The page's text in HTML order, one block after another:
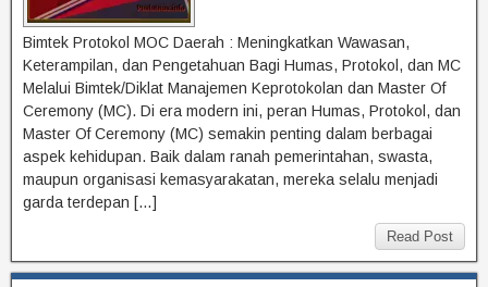
Bimtek Protokol MOC Daerah : Meningkatkan Wawasan,
Keterampilan, dan Pengetahuan Bagi Humas, Protokol, dan MC
Melalui Bimtek/Diklat Manajemen Keprotokolan dan Master Of
Ceremony (MC). Di era modern ini, peran Humas, Protokol, dan
Master Of Ceremony (MC) semakin penting dalam berbagai
aspek kehidupan. Baik dalam ranah pemerintahan, swasta,
maupun organisasi kemasyarakatan, mereka selalu menjadi
garda terdepan […]
Read Post